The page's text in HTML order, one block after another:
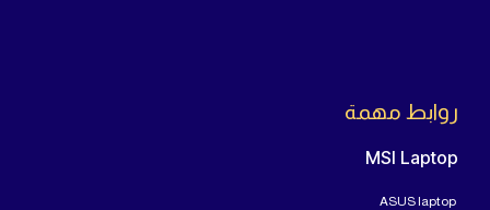
روابط مهمة
MSI Laptop
ASUS laptop